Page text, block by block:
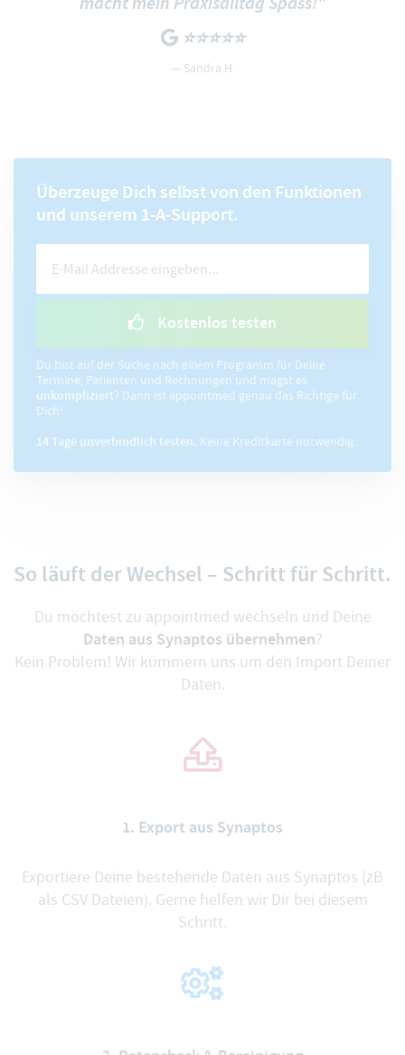
⭐️⭐️⭐️⭐️⭐️
— Sandra H.
Überzeuge Dich selbst von den Funktionen
und unserem 1-A-Support.
Kostenlos testen
Du bist auf der Suche nach einem Programm für Deine
Termine, Patienten und Rechnungen und magst es
unkompliziert? Dann ist appointmed genau das Richtige für
Dich!
14 Tage unverbindlich testen. Keine Kreditkarte notwendig.
So läuft der Wechsel – Schritt für Schritt.
Du möchtest zu appointmed wechseln und Deine
Daten aus Synaptos übernehmen?
Kein Problem! Wir kümmern uns um den Import Deiner
Daten.
1. Export aus Synaptos
Exportiere Deine bestehende Daten aus Synaptos (zB
als CSV Dateien). Gerne helfen wir Dir bei diesem
Schritt.